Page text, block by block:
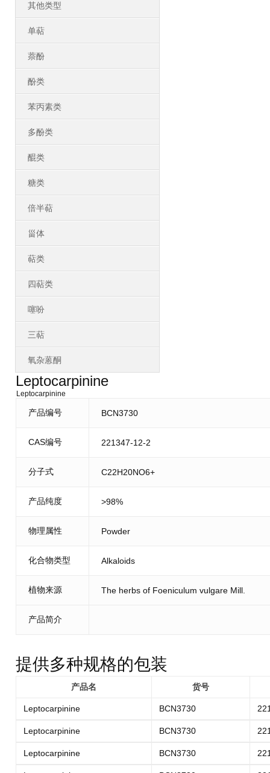
其他类型
单萜
萘酚
酚类
苯丙素类
多酚类
醌类
糖类
倍半萜
甾体
萜类
四萜类
噻吩
三萜
氧杂蒽酮
Leptocarpinine
Leptocarpinine
产品编号 BCN3730
CAS编号 221347-12-2
分子式 C22H20NO6+
产品纯度 >98%
物理属性 Powder
化合物类型 Alkaloids
植物来源 The herbs of Foeniculum vulgare Mill.
产品简介
提供多种规格的包装
产品名 货号
Leptocarpinine BCN3730
Leptocarpinine BCN3730
Leptocarpinine BCN3730